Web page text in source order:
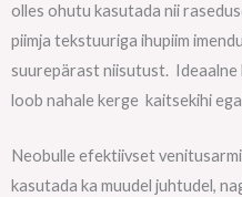
olles ohutu kasutada nii
piimja tekstuuriga ihupiim
suurepärast niisutust. Ideaalne
loob nahale kerge kaitsekihi
Neobulle efektiivset
kasutada ka muudel juhtudel,